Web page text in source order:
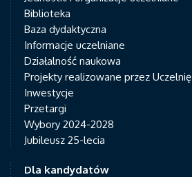
Biblioteka
Baza dydaktyczna
Informacje uczelniane
Działalność naukowa
Projekty realizowane przez Uczelnię
Inwestycje
Przetargi
Wybory 2024-2028
Jubileusz 25-lecia
Dla kandydatów